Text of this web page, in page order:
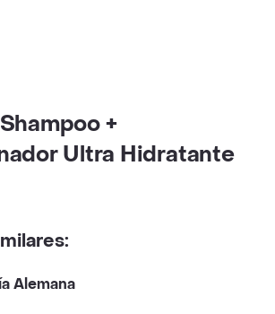
+
Ultra Hidratante
Alemana